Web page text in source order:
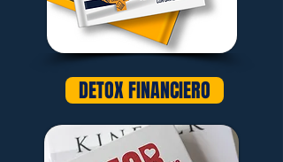
DETOX FINANCIERO